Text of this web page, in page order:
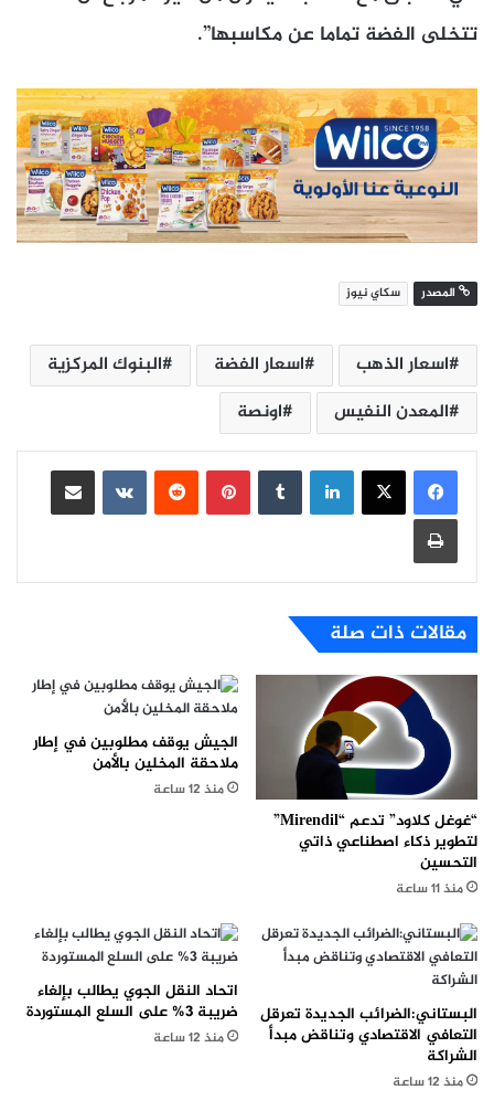
تتخلى الفضة تماما عن مكاسبها”.
المصدر سكاي نيوز
اسعار الذهب اسعار الفضة
البنوك المركزية
المعدن النفيس
اونصة
لينكدإن بينتيريست
مشاركة عبر البريد
طباعة
مقالات ذات صلة
“غوغل كلاود” تدعم “Mirendil”
لتطوير ذكاء اصطناعي ذاتي
التحسين
منذ 11 ساعة
الجيش يوقف مطلوبين في إطار
ملاحقة المخلين بالأمن
منذ 12 ساعة
البستاني:الضرائب الجديدة تعرقل
التعافي الاقتصادي وتناقض مبدأ
الشراكة
منذ 12 ساعة
اتحاد النقل الجوي يطالب بإلغاء
ضريبة 3% على السلع المستوردة
منذ 12 ساعة